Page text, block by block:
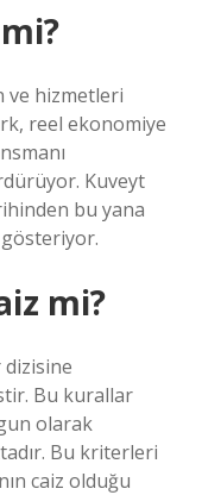
ve hizmetleri
reel ekonomiye
Kuveyt
bu yana
mi?
dizisine
Bu kurallar
olarak
Bu kriterleri
caiz olduğu